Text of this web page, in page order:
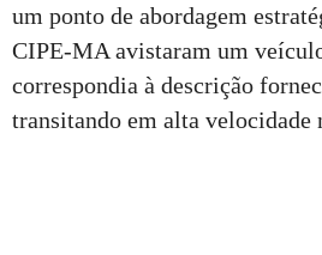
um ponto de abordagem
CIPE-MA avistaram um
correspondia à descrição
transitando em alta velocidade